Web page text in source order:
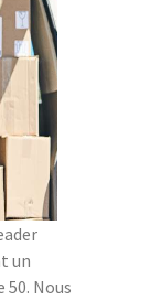
un
50. Nous